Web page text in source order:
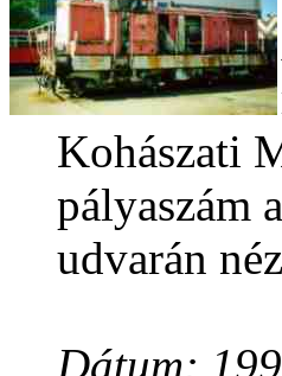
Kohászati
pályaszám
udvarán
Dátum: